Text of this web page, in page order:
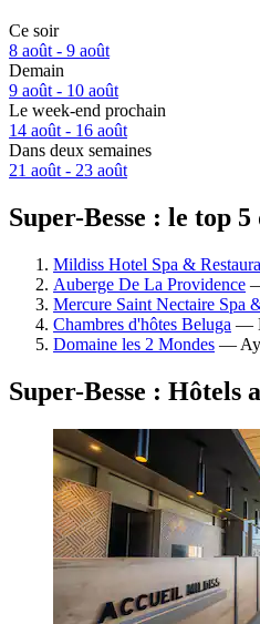
Ce soir
8 août - 9 août
Demain
9 août - 10 août
Le week-end prochain
14 août - 16 août
Dans deux semaines
21 août - 23 août
Super-Besse : le top
Mildiss Hotel Spa &
Auberge De La Providence
Mercure Saint Nectaire Spa
Chambres d'hôtes Beluga —
Domaine les 2 Mondes —
Super-Besse :